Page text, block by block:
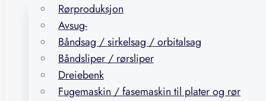
Rørproduksjon
Avsug-
Båndsag / sirkelsag / orbitalsag
Båndsliper / rørsliper
Dreiebenk
Fugemaskin / fasemaskin til plater og rør